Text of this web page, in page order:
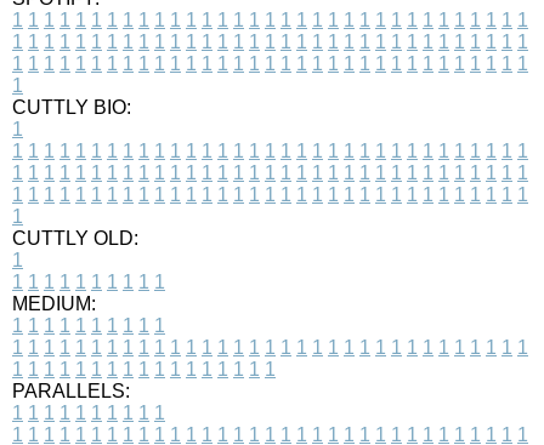
1 1 1 1 1 1 1 1 1 1 1 1 1 1 1 1 1 1 1 1 1 1 1 1 1 1 1 1 1 1 1 1 1
1 1 1 1 1 1 1 1 1 1 1 1 1 1 1 1 1 1 1 1 1 1 1 1 1 1 1 1 1 1 1 1 1
1 1 1 1 1 1 1 1 1 1 1 1 1 1 1 1 1 1 1 1 1 1 1 1 1 1 1 1 1 1 1 1 1
1
CUTTLY BIO:
1
1 1 1 1 1 1 1 1 1 1 1 1 1 1 1 1 1 1 1 1 1 1 1 1 1 1 1 1 1 1 1 1 1
1 1 1 1 1 1 1 1 1 1 1 1 1 1 1 1 1 1 1 1 1 1 1 1 1 1 1 1 1 1 1 1 1
1 1 1 1 1 1 1 1 1 1 1 1 1 1 1 1 1 1 1 1 1 1 1 1 1 1 1 1 1 1 1 1 1
1
CUTTLY OLD:
1
1 1 1 1 1 1 1 1 1 1
MEDIUM:
1 1 1 1 1 1 1 1 1 1
1 1 1 1 1 1 1 1 1 1 1 1 1 1 1 1 1 1 1 1 1 1 1 1 1 1 1 1 1 1 1 1 1
1 1 1 1 1 1 1 1 1 1 1 1 1 1 1 1 1
PARALLELS:
1 1 1 1 1 1 1 1 1 1
1 1 1 1 1 1 1 1 1 1 1 1 1 1 1 1 1 1 1 1 1 1 1 1 1 1 1 1 1 1 1 1 1